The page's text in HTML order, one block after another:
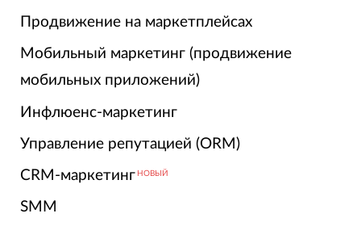
Продвижение на маркетплейсах
Мобильный маркетинг (продвижение
мобильных приложений)
Инфлюенс-маркетинг
Управление репутацией (ORM)
CRM-маркетинг НОВЫЙ
SMM